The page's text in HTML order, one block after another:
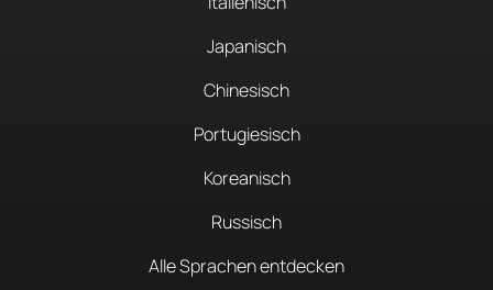
Japanisch
Chinesisch
Portugiesisch
Koreanisch
Russisch
Alle Sprachen entdecken